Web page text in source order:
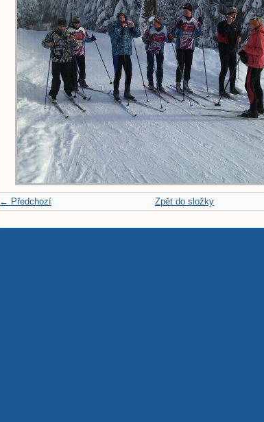
← Předchozí Zpět do složky